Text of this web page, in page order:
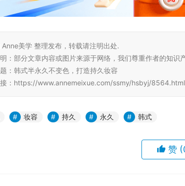
Anne美学 整理发布，转载请注明出处.
：部分文章内容或图片来源于网络，我们尊重作者的知识
：韩式半永久不变色，打造持久妆容
：https://www.annemeixue.com/ssmy/hsbyj/8564.html
妆容 持久 永久 韩式
赞